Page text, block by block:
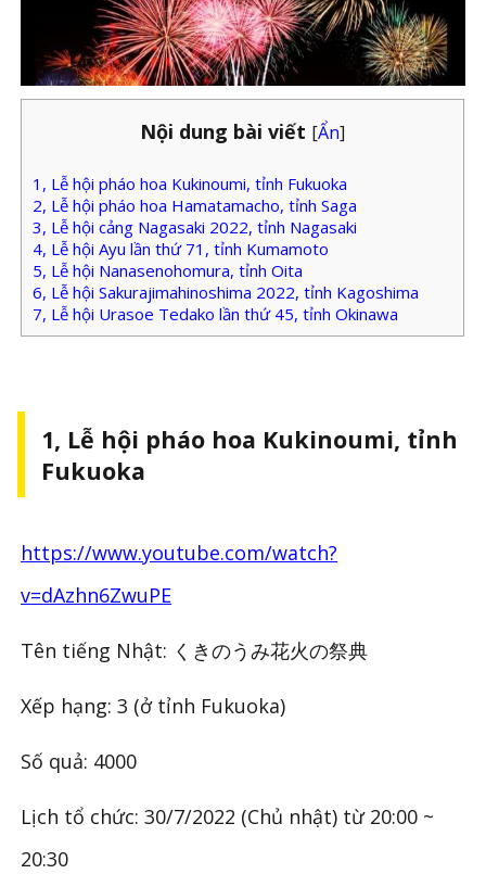
Nội dung bài viết [Ẩn]
1, Lễ hội pháo hoa Kukinoumi, tỉnh Fukuoka
2, Lễ hội pháo hoa Hamatamacho, tỉnh Saga
3, Lễ hội cảng Nagasaki 2022, tỉnh Nagasaki
4, Lễ hội Ayu lần thứ 71, tỉnh Kumamoto
5, Lễ hội Nanasenohomura, tỉnh Oita
6, Lễ hội Sakurajimahinoshima 2022, tỉnh Kagoshima
7, Lễ hội Urasoe Tedako lần thứ 45, tỉnh Okinawa
1, Lễ hội pháo hoa Kukinoumi, tỉnh
Fukuoka
https://www.youtube.com/watch?
v=dAzhn6ZwuPE
Tên tiếng Nhật: くきのうみ花火の祭典
Xếp hạng: 3 (ở tỉnh Fukuoka)
Số quả: 4000
Lịch tổ chức: 30/7/2022 (Chủ nhật) từ 20:00 ~
20:30